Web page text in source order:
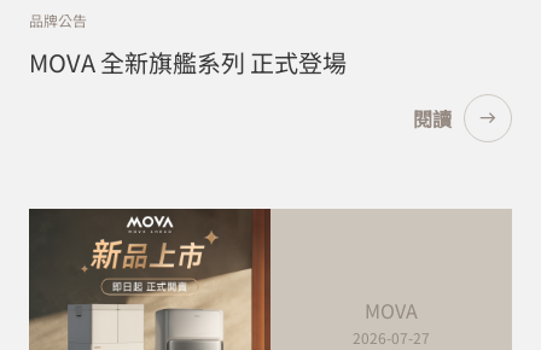
品牌公告
MOVA 全新旗艦系列 正式登場
閱讀
MOVA
2026-07-27